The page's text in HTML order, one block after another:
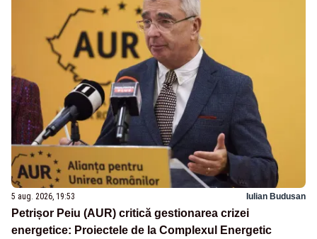
5 aug. 2026, 19:53 Iulian Budusan
Petrișor Peiu (AUR) critică gestionarea crizei
energetice: Proiectele de la Complexul Energetic